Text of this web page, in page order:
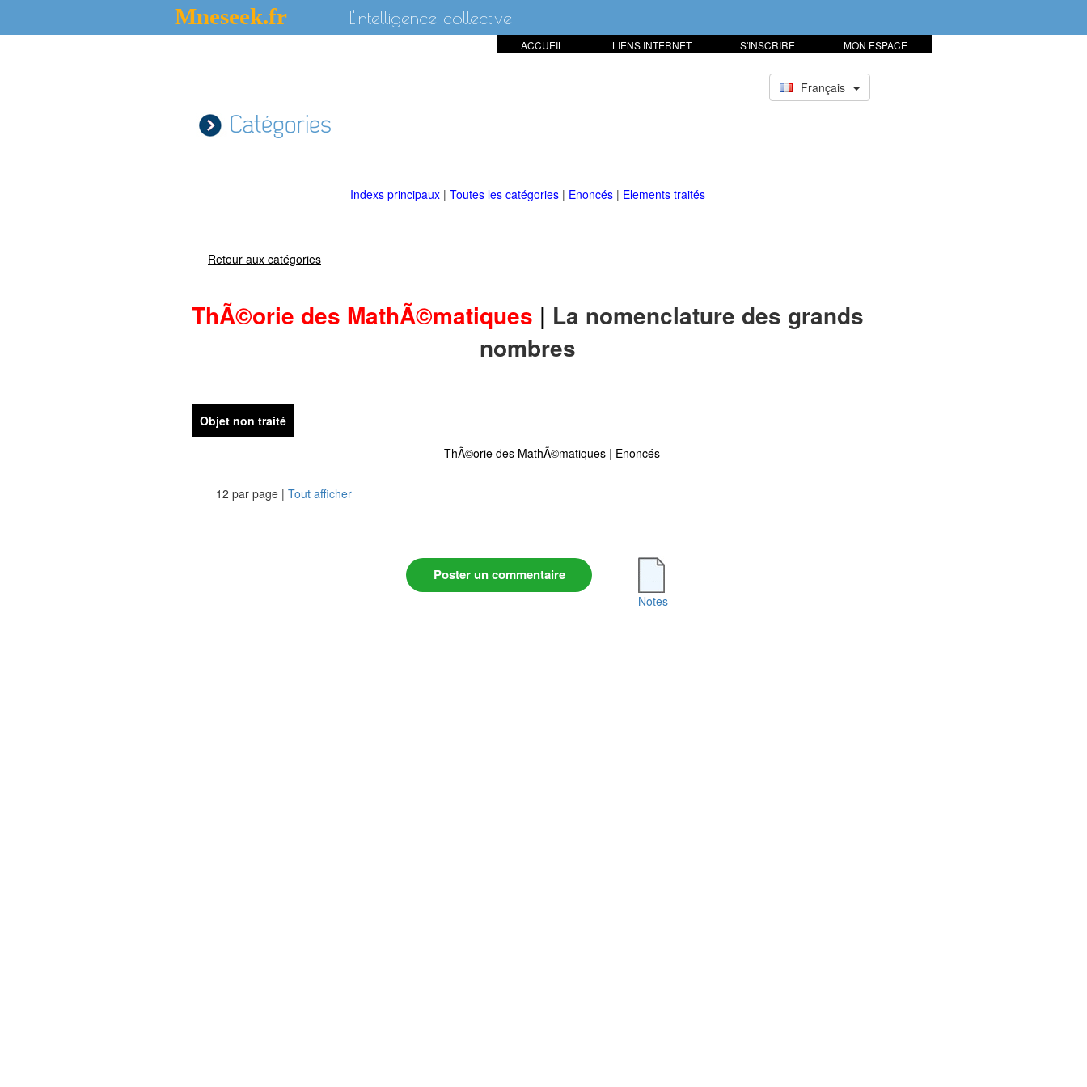
Mneseek.fr L'intelligence collective
MON ESPACE
S'INSCRIRE
LIENS INTERNET
ACCUEIL
Français
Catégories
Indexs principaux | Toutes les catégories | Enoncés | Elements traités
Retour aux catégories
ThÃ©orie des MathÃ©matiques | La nomenclature des grands
nombres
Objet non traité
ThÃ©orie des MathÃ©matiques| Enoncés
12 par page | Tout afficher
Poster un commentaire
Notes